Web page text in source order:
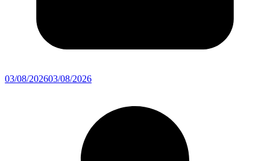
03/08/202603/08/2026